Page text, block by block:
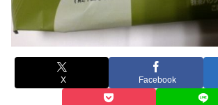
X Facebook